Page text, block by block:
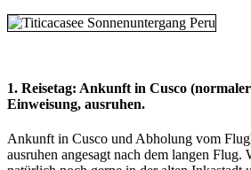
1. Reisetag: Ankunft in Cusco
Einweisung, ausruhen.
Ankunft in Cusco und Abholung vom
ausruhen angesagt nach dem langen Flug.